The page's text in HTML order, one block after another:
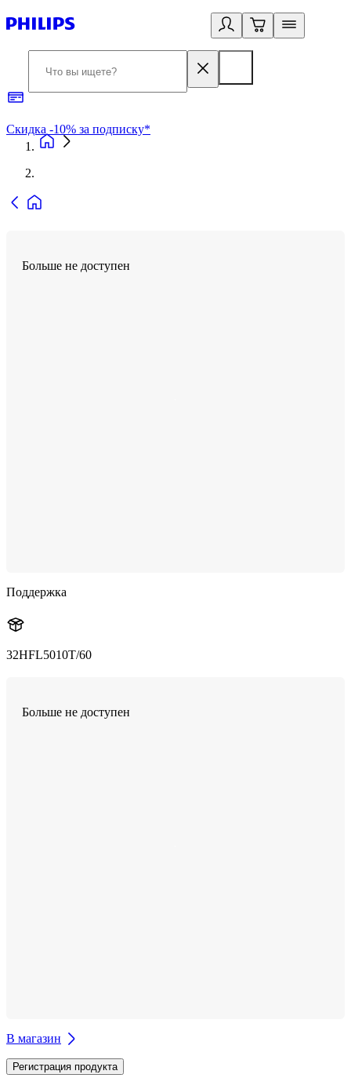
Скидка -10% за подписку*
Больше не доступен
Поддержка
32HFL5010T/60
Больше не доступен
В магазин
Регистрация продукта